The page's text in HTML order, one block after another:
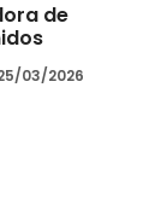
de
03/2026